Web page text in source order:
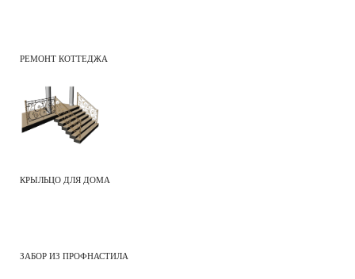
РЕМОНТ КОТТЕДЖА
КРЫЛЬЦО ДЛЯ ДОМА
ЗАБОР ИЗ ПРОФНАСТИЛА